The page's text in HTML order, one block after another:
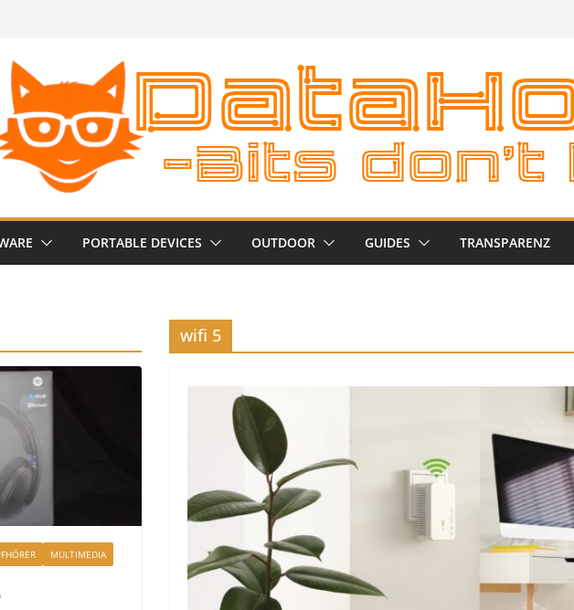
PORTABLE DEVICES OUTDOOR GUIDES TRANSPARENZ
wifi 5
MULTIMEDIA